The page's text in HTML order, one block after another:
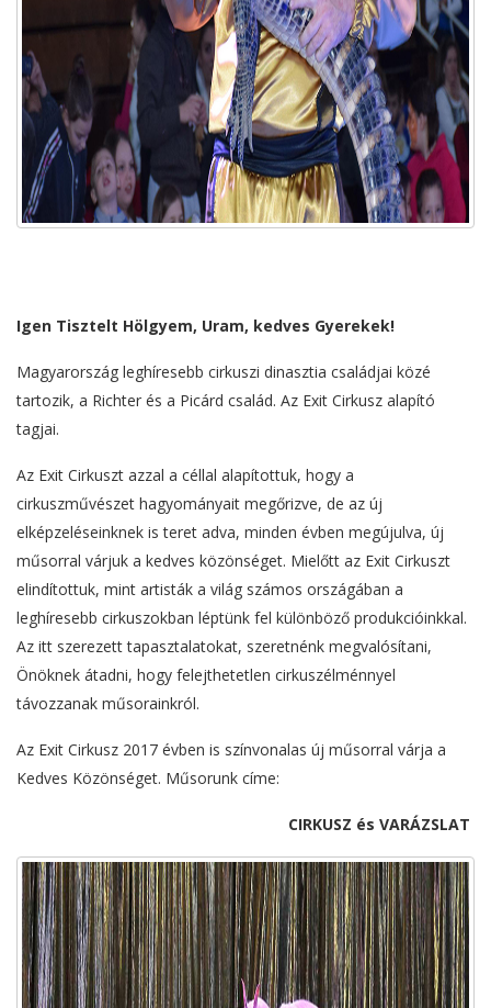
Igen Tisztelt Hölgyem, Uram, kedves Gyerekek!
Magyarország leghíresebb cirkuszi dinasztia családjai közé
tartozik, a Richter és a Picárd család. Az Exit Cirkusz alapító
tagjai.
Az Exit Cirkuszt azzal a céllal alapítottuk, hogy a
cirkuszművészet hagyományait megőrizve, de az új
elképzeléseinknek is teret adva, minden évben megújulva, új
műsorral várjuk a kedves közönséget. Mielőtt az Exit Cirkuszt
elindítottuk, mint artisták a világ számos országában a
leghíresebb cirkuszokban léptünk fel különböző produkcióinkkal.
Az itt szerezett tapasztalatokat, szeretnénk megvalósítani,
Önöknek átadni, hogy felejthetetlen cirkuszélménnyel
távozzanak műsorainkról.
Az Exit Cirkusz 2017 évben is színvonalas új műsorral várja a
Kedves Közönséget. Műsorunk címe:
CIRKUSZ és VARÁZSLAT